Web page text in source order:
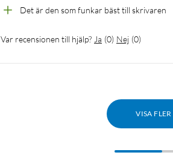
Det är den som funkar bäst till skrivaren
Var recensionen till hjälp? Ja (0) Nej (0)
VISA